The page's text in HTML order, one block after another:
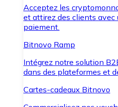
Acceptez les
et attirez des clients avec
paiement.
Bitnovo Ramp
Intégrez notre solution
dans des plateformes et
Cartes-cadeaux Bitnovo